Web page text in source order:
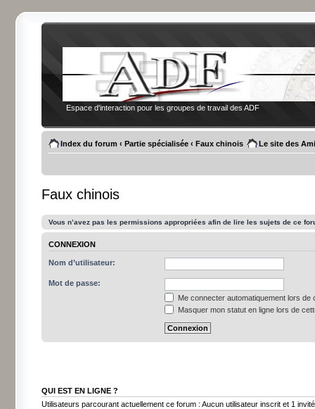
Espace d'interaction pour les groupes de travail des ADF
Index du forum ‹ Partie spécialisée ‹ Faux chinois Le site des
Faux chinois
Vous n’avez pas les permissions appropriées afin de lire les sujets de ce
CONNEXION
Nom d’utilisateur:
Mot de passe:
Me connecter automatiquement lors de
Masquer mon statut en ligne lors de
QUI EST EN LIGNE ?
Utilisateurs parcourant actuellement ce forum : Aucun utilisateur inscrit et 1 invité